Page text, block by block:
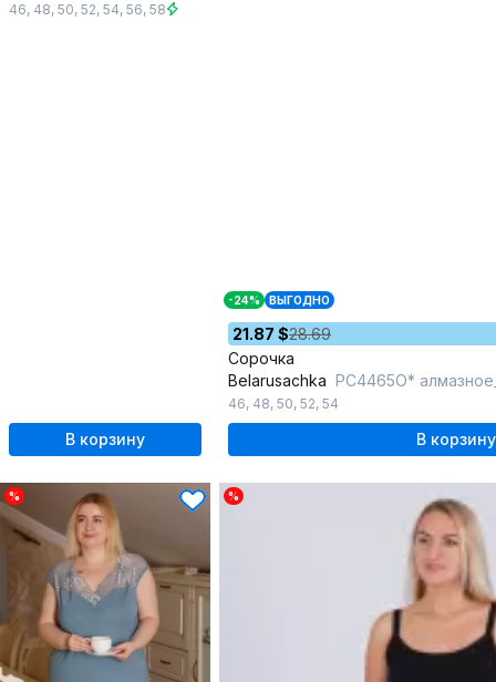
46, 48, 50, 52, 54, 56, 58
В корзину
-24% ВЫГОДНО
21.87 $28.69
Сорочка
Belarusachka РС4465О*
46, 48, 50, 52, 54
В корзину
% %